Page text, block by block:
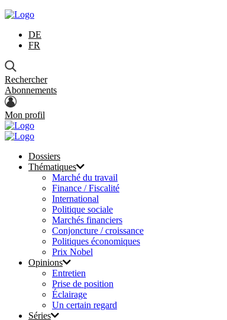
DE
FR
Rechercher
Abonnements
Mon profil
Dossiers
Thématiques
Marché du travail
Finance / Fiscalité
International
Politique sociale
Marchés financiers
Conjoncture / croissance
Politiques économiques
Prix Nobel
Opinions
Entretien
Prise de position
Éclairage
Un certain regard
Séries